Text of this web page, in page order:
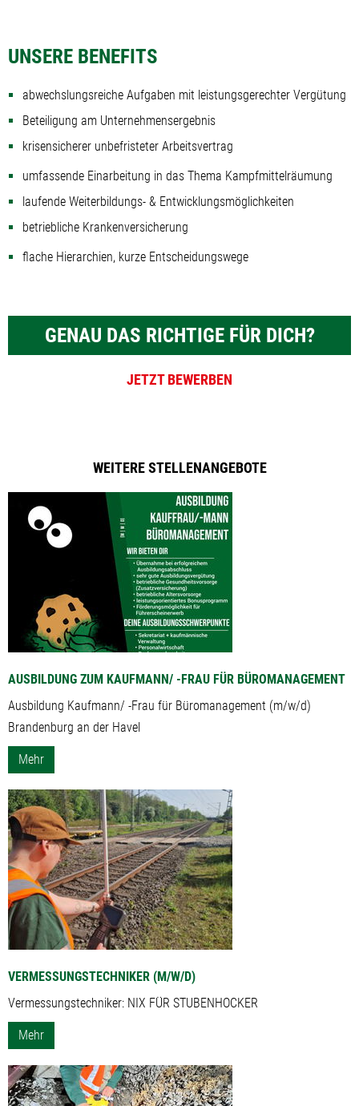
UNSERE BENEFITS
abwechslungsreiche Aufgaben mit leistungsgerechter Vergütung
Beteiligung am Unternehmensergebnis
krisensicherer unbefristeter Arbeitsvertrag
umfassende Einarbeitung in das Thema Kampfmittelräumung
laufende Weiterbildungs- & Entwicklungsmöglichkeiten
betriebliche Krankenversicherung
flache Hierarchien, kurze Entscheidungswege
GENAU DAS RICHTIGE FÜR DICH?
JETZT BEWERBEN
WEITERE STELLENANGEBOTE
AUSBILDUNG ZUM KAUFMANN/ -FRAU FÜR BÜROMANAGEMENT
Ausbildung Kaufmann/ -Frau für Büromanagement (m/w/d)
Brandenburg an der Havel
Mehr
VERMESSUNGSTECHNIKER (M/W/D)
Vermessungstechniker: NIX FÜR STUBENHOCKER
Mehr